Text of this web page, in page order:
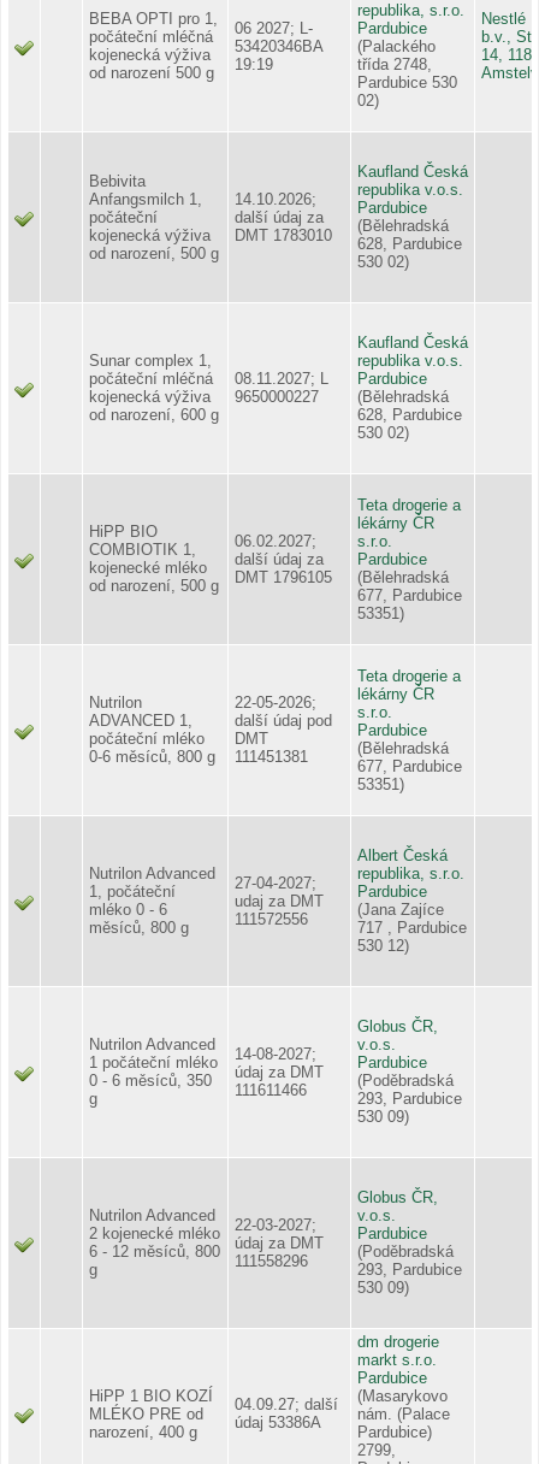
BEBA OPTI pro 1,
počáteční mléčná
kojenecká výživa
od narození 500 g
06 2027; L-
53420346BA
19:19
republika, s.r.o.
Pardubice
(Palackého
třída 2748,
Pardubice 530
02)
Nestlé
b.v.,
14,
Bebivita
Anfangsmilch 1,
počáteční
kojenecká výživa
od narození, 500 g
14.10.2026;
další údaj za
DMT 1783010
Kaufland Česká
republika v.o.s.
Pardubice
(Bělehradská
628, Pardubice
530 02)
Sunar complex 1,
počáteční mléčná
kojenecká výživa
od narození, 600 g
08.11.2027; L
9650000227
Kaufland Česká
republika v.o.s.
Pardubice
(Bělehradská
628, Pardubice
530 02)
HiPP BIO
COMBIOTIK 1,
kojenecké mléko
od narození, 500 g
06.02.2027;
další údaj za
DMT 1796105
Teta drogerie a
lékárny ČR
s.r.o.
Pardubice
(Bělehradská
677, Pardubice
53351)
Nutrilon
ADVANCED 1,
počáteční mléko
0-6 měsíců, 800 g
22-05-2026;
další údaj pod
DMT
111451381
Teta drogerie a
lékárny ČR
s.r.o.
Pardubice
(Bělehradská
677, Pardubice
53351)
Nutrilon Advanced
1, počáteční
mléko 0 - 6
měsíců, 800 g
27-04-2027;
udaj za DMT
111572556
Albert Česká
republika, s.r.o.
Pardubice
(Jana Zajíce
717 , Pardubice
530 12)
Nutrilon Advanced
1 počáteční mléko
0 - 6 měsíců, 350
g
14-08-2027;
údaj za DMT
111611466
Globus ČR,
v.o.s.
Pardubice
(Poděbradská
293, Pardubice
530 09)
Nutrilon Advanced
2 kojenecké mléko
6 - 12 měsíců, 800
g
22-03-2027;
údaj za DMT
111558296
Globus ČR,
v.o.s.
Pardubice
(Poděbradská
293, Pardubice
530 09)
HiPP 1 BIO KOZÍ
MLÉKO PRE od
narození, 400 g
04.09.27; další
údaj 53386A
dm drogerie
markt s.r.o.
Pardubice
(Masarykovo
nám. (Palace
Pardubice)
2799,